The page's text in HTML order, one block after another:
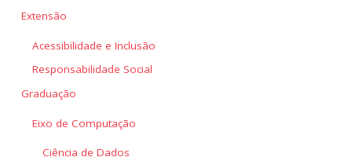
Extensão
Acessibilidade e Inclusão
Responsabilidade Social
Graduação
Eixo de Computação
Ciência de Dados